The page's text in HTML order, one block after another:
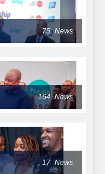
75 News
164 News
17 News